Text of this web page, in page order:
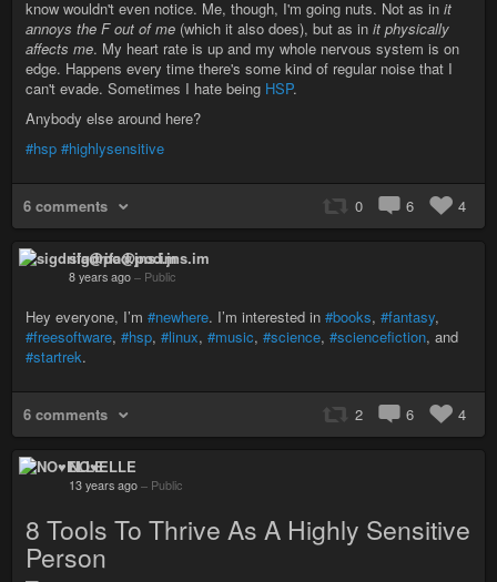
know wouldn't even notice. Me, though, I'm going nuts. Not as in it
annoys the F out of me (which it also does), but as in it physically
affects me. My heart rate is up and my whole nervous system is on
edge. Happens every time there's some kind of regular noise that I
can't evade. Sometimes I hate being HSP.
Anybody else around here?
#hsp #highlysensitive
6 comments 0 6 4
sigdrifa@pod.jns.im
8 years ago – Public
Hey everyone, I’m #newhere. I’m interested in #books, #fantasy,
#freesoftware, #hsp, #linux, #music, #science, #sciencefiction, and
#startrek.
6 comments 2 6 4
NO♥ELLE
13 years ago – Public
8 Tools To Thrive As A Highly Sensitive
Person